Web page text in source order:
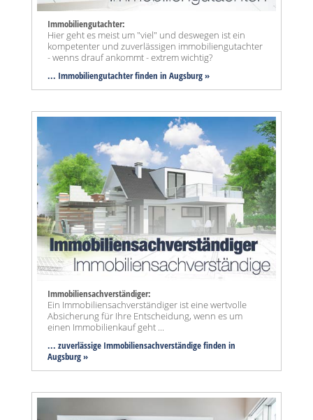
Immobiliengutachter:
Hier geht es meist um "viel" und deswegen ist ein
kompetenter und zuverlässigen immobiliengutachter
- wenns drauf ankommt - extrem wichtig?
... Immobiliengutachter finden in Augsburg »
Immobiliensachverständiger:
Ein Immobiliensachverständiger ist eine wertvolle
Absicherung für Ihre Entscheidung, wenn es um
einen Immobilienkauf geht ...
... zuverlässige Immobiliensachverständige finden in
Augsburg »